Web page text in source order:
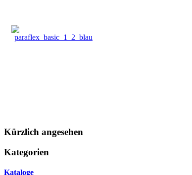
Kürzlich angesehen
Kategorien
Kataloge